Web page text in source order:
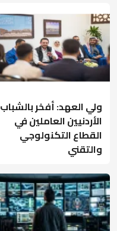
ولي العهد: أفخر بالشباب
الأردنيين العاملين في
القطاع التكنولوجي
والتقني